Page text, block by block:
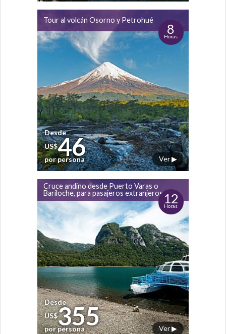
Tour al volcán Osorno y Petrohué
8
Horas
Ver ▶
Desde
US$46
por persona
Cruce andino desde Puerto Varas o
Bariloche, para pasajeros extranjeros 12
Horas
Ver ▶
Desde
US$355
por persona